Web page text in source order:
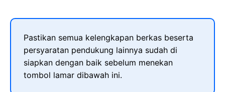
Pastikan semua kelengkapan berkas beserta
persyaratan pendukung lainnya sudah di
siapkan dengan baik sebelum menekan
tombol lamar dibawah ini.